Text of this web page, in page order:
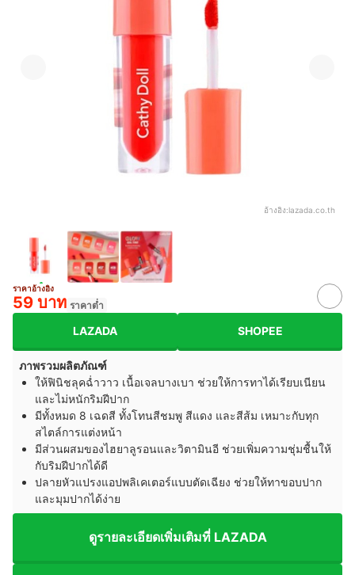
อ้างอิง:lazada.co.th
ราคาอ้างอิง
59 บาท ราคาต่ำ
LAZADA SHOPEE
ภาพรวมผลิตภัณฑ์
ให้ฟินิชลุคฉ่ำวาว เนื้อเจลบางเบา ช่วยให้การทาได้เรียบเนียน
และไม่หนักริมฝีปาก
มีทั้งหมด 8 เฉดสี ทั้งโทนสีชมพู สีแดง และสีส้ม เหมาะกับทุก
สไตล์การแต่งหน้า
มีส่วนผสมของไฮยาลูรอนและวิตามินอี ช่วยเพิ่มความชุ่มชื้นให้
กับริมฝีปากได้ดี
ปลายหัวแปรงแอปพลิเคเตอร์แบบตัดเฉียง ช่วยให้ทาขอบปาก
และมุมปากได้ง่าย
ดูรายละเอียดเพิ่มเติมที่ LAZADA